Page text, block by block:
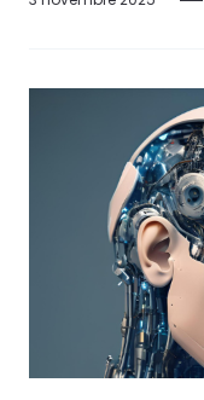
enjeux de la com interne.